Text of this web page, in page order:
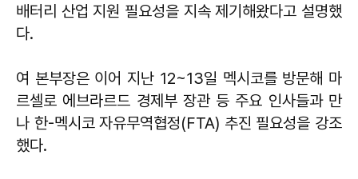
배터리 산업 지원 필요성을 지속 제기해왔다고 설명했
다.
여 본부장은 이어 지난 12~13일 멕시코를 방문해 마
르셀로 에브라르드 경제부 장관 등 주요 인사들과 만
나 한-멕시코 자유무역협정(FTA) 추진 필요성을 강조
했다.